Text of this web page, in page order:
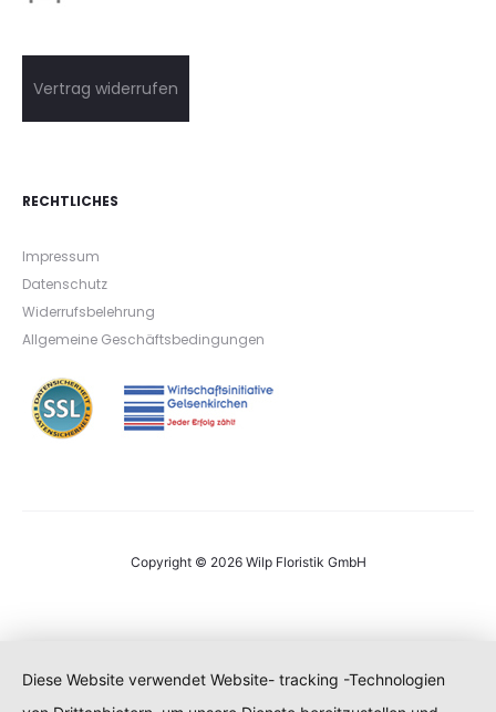
Vertrag widerrufen
RECHTLICHES
Impressum
Datenschutz
Widerrufsbelehrung
Allgemeine Geschäftsbedingungen
Copyright © 2026 Wilp Floristik GmbH
Diese Website verwendet Website- tracking -Technologien